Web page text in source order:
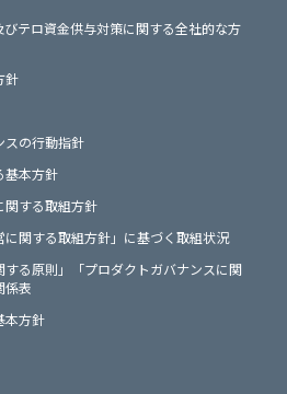
テロ資金供与対策に関する全社的な方
針
スの行動指針
基本方針
関する取組方針
に関する取組方針」に基づく取組状況
する原則」「プロダクトガバナンスに関
係表
本方針